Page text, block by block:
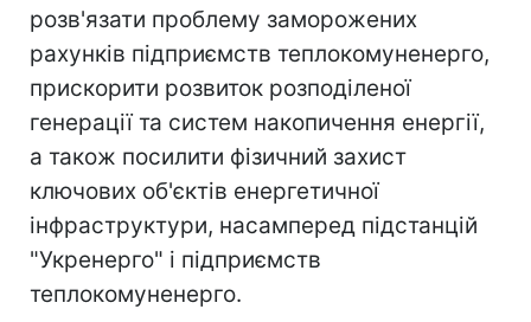
розв'язати проблему заморожених
рахунків підприємств теплокомуненерго,
прискорити розвиток розподіленої
генерації та систем накопичення енергії,
а також посилити фізичний захист
ключових об'єктів енергетичної
інфраструктури, насамперед підстанцій
"Укренерго" і підприємств
теплокомуненерго.